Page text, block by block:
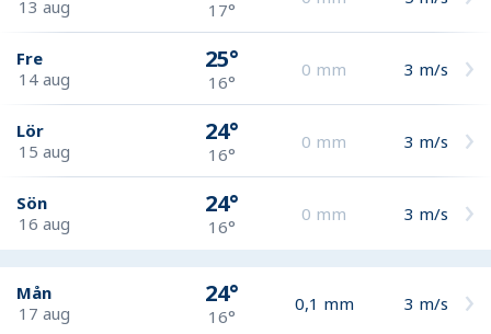
13 aug
17°
Fre
14 aug
25°
16°
0 mm 3 m/s
Lör
15 aug
24°
16°
0 mm 3 m/s
Sön
16 aug
24°
16°
0 mm 3 m/s
Mån
17 aug
24°
16°
0,1 mm 3 m/s